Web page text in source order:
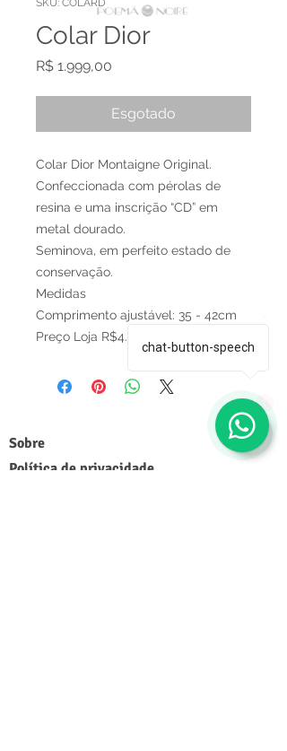
SKU: COLARD
Colar Dior
R$ 1.999,00
Esgotado
Colar Dior Montaigne Original.
Confeccionada com pérolas de
resina e uma inscrição “CD” em
metal dourado.
Seminova, em perfeito estado de
conservação.
Medidas
Comprimento ajustável: 35 - 42cm
Preço Loja R$4.500
Política de privacidade
Sobre
chat-button-speech
1